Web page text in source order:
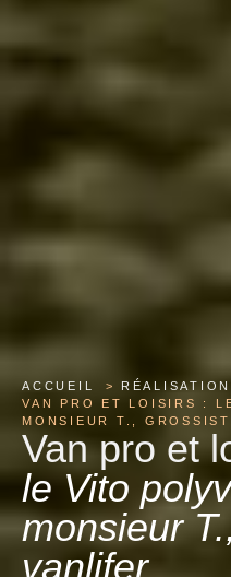
ACCUEIL
VAN PRO ET LOISIRS :
MONSIEUR T.,
Van pro et
le Vito
monsieur
vanlifer